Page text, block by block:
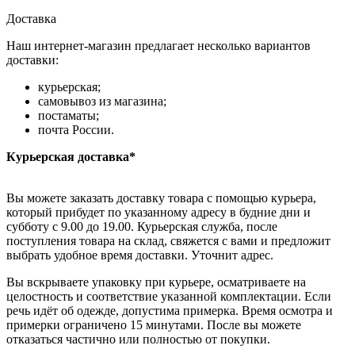
Доставка
Наш интернет-магазин предлагает несколько вариантов
доставки:
курьерская;
самовывоз из магазина;
постаматы;
почта России.
Курьерская доставка*
Вы можете заказать доставку товара с помощью курьера,
который прибудет по указанному адресу в будние дни и
субботу с 9.00 до 19.00. Курьерская служба, после
поступления товара на склад, свяжется с вами и предложит
выбрать удобное время доставки. Уточнит адрес.
Вы вскрываете упаковку при курьере, осматриваете на
целостность и соответствие указанной комплектации. Если
речь идёт об одежде, допустима примерка. Время осмотра и
примерки ограничено 15 минутами. После вы можете
отказаться частично или полностью от покупки.